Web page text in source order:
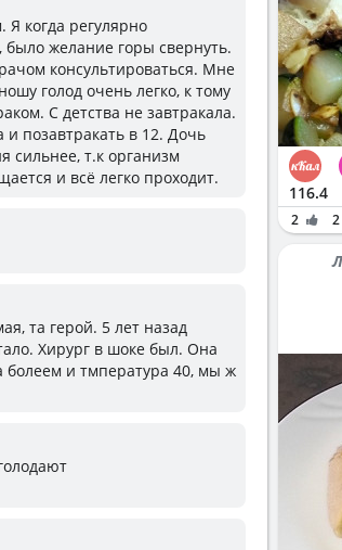
когда регулярно
было желание горы свернуть.
консультироваться. Мне
голод очень легко, к тому
С детства не завтракала.
позавтракать в 12. Дочь
сильнее, т.к организм
и всё легко проходит.
та герой. 5 лет назад
Хирург в шоке был. Она
болеем и тмпература 40, мы ж
116.4
2 2